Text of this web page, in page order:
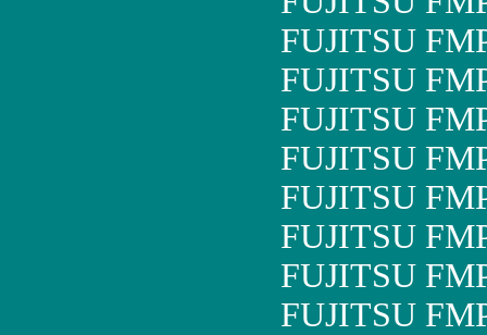
FUJITSU
FUJITSU
FUJITSU
FUJITSU
FUJITSU
FUJITSU
FUJITSU
FUJITSU